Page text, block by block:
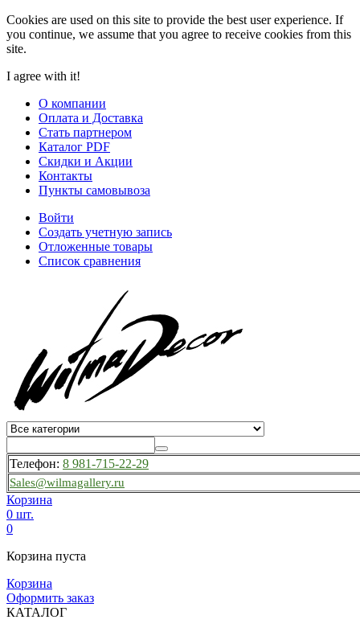
Cookies are used on this site to provide the best user experience. If
you continue, we assume that you agree to receive cookies from this
site.
I agree with it!
О компании
Оплата и Доставка
Стать партнером
Каталог PDF
Скидки и Акции
Контакты
Пункты самовывоза
Войти
Создать учетную запись
Отложенные товары
Список сравнения
Телефон: 8 981-715-22-29
Sales@wilmagallery.ru
Корзина
0 шт.
0
Корзина пуста
Корзина
Оформить заказ
КАТАЛОГ